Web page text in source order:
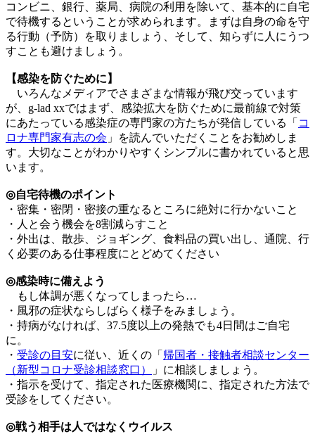
コンビニ、銀行、薬局、病院の利用を除いて、基本的に自宅
で待機するということが求められます。まずは自身の命を守
る行動（予防）を取りましょう、そして、知らずに人にうつ
すことも避けましょう。
【感染を防ぐために】
いろんなメディアでさまざまな情報が飛び交っています
が、g-lad xxではまず、感染拡大を防ぐために最前線で対策
にあたっている感染症の専門家の方たちが発信している「 コ
ロナ専門家有志の会 」を読んでいただくことをお勧めしま
す。大切なことがわかりやすくシンプルに書かれていると思
います。
◎自宅待機のポイント
・密集・密閉・密接の重なるところに絶対に行かないこと
・人と会う機会を8割減らすこと
・外出は、散歩、ジョギング、食料品の買い出し、通院、行
く必要のある仕事程度にとどめてください
◎感染時に備えよう
もし体調が悪くなってしまったら…
・風邪の症状ならしばらく様子をみましょう。
・持病がなければ、37.5度以上の発熱でも4日間はご自宅
に。
・ 受診の目安に従い、近くの「 帰国者・接触者相談センター
（新型コロナ受診相談窓口）
」に相談しましょう。
・指示を受けて、指定された医療機関に、指定された方法で
受診をしてください。
◎戦う相手は人ではなくウイルス